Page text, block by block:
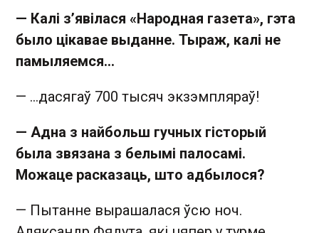
— Калі з’явілася «Народная газета», гэта
было цікавае выданне. Тыраж, калі не
памыляемся…
— …дасягаў 700 тысяч экзэмпляраў!
— Адна з найбольш гучных гісторый
была звязана з белымі палосамі.
Можаце расказаць, што адбылося?
— Пытанне вырашалася ўсю ноч.